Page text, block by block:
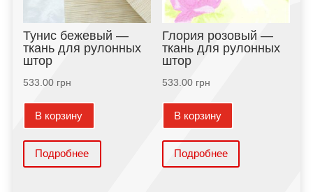
Тунис бежевый —
ткань для рулонных
штор
533.00грн
В корзину
Подробнее
Глория розовый —
ткань для рулонных
штор
533.00грн
В корзину
Подробнее